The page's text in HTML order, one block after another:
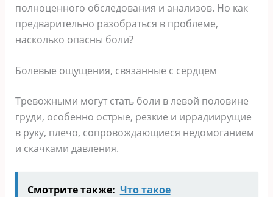
полноценного обследования и анализов. Но как
предварительно разобраться в проблеме,
насколько опасны боли?
Болевые ощущения, связанные с сердцем
Тревожными могут стать боли в левой половине
груди, особенно острые, резкие и иррадиирущие
в руку, плечо, сопровождающиеся недомоганием
и скачками давления.
Смотрите также: Что такое